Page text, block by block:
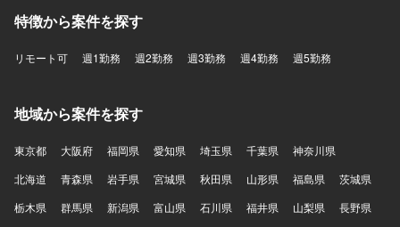
特徴から案件を探す
リモート可 週1勤務 週2勤務 週3勤務 週4勤務 週5勤務
地域から案件を探す
東京都 大阪府 福岡県 愛知県 埼玉県 千葉県
神奈川県
北海道
青森県 岩手県 宮城県 秋田県 山形県 福島県
茨城県
栃木県
群馬県 新潟県 富山県 石川県 福井県 山梨県
長野県